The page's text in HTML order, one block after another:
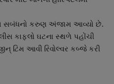
સબંધનો કરુણ અંજામ આવ્યો છે.
કાફલો ઘટના સ્થળે પહોંચી
ટિમ આવી રિવોલ્વર કબ્જે કરી